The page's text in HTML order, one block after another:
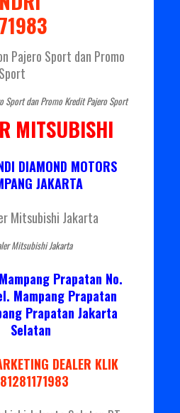
Sport dan Promo Kredit Pajero Sport
MITSUBISHI
DIAMOND MOTORS
JAKARTA
Mitsubishi Jakarta
Prapatan No.
Mampang Prapatan
Prapatan Jakarta
Selatan
DEALER KLIK